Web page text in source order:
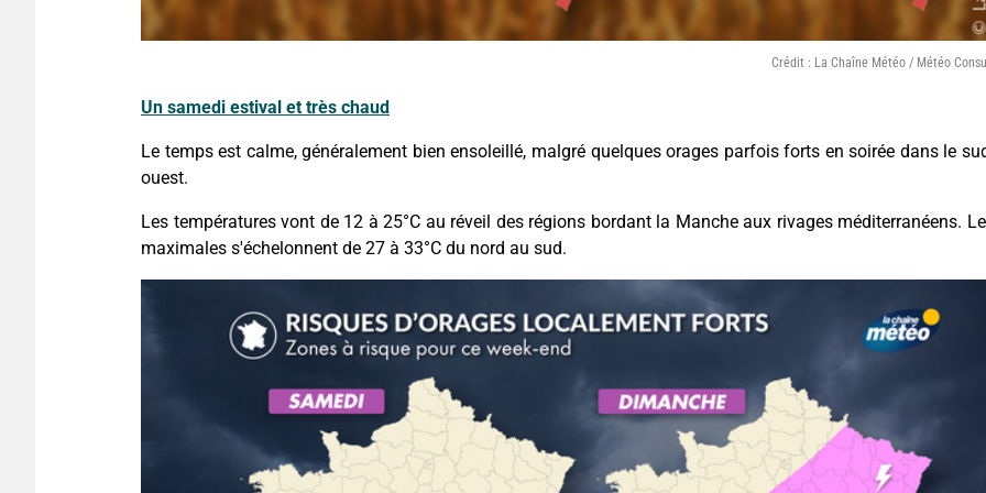
Crédit : La Chaîne Météo / Météo
Un samedi estival et très chaud
Le temps est calme, généralement bien ensoleillé, malgré quelques orages parfois forts en soirée dans le
ouest.
Les températures vont de 12 à 25°C au réveil des régions bordant la Manche aux rivages méditerranéens.
maximales s'échelonnent de 27 à 33°C du nord au sud.